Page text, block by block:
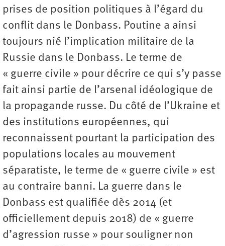
prises de position politiques à l’égard du
conflit dans le Donbass. Poutine a ainsi
toujours nié l’implication militaire de la
Russie dans le Donbass. Le terme de
« guerre civile » pour décrire ce qui s’y passe
fait ainsi partie de l’arsenal idéologique de
la propagande russe. Du côté de l’Ukraine et
des institutions européennes, qui
reconnaissent pourtant la participation des
populations locales au mouvement
séparatiste, le terme de « guerre civile » est
au contraire banni. La guerre dans le
Donbass est qualifiée dès 2014 (et
officiellement depuis 2018) de « guerre
d’agression russe » pour souligner non